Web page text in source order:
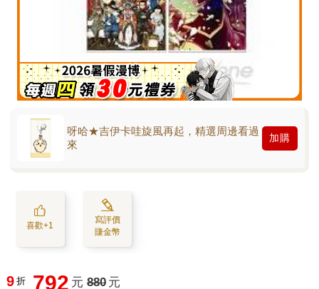
呀哈★吉伊卡哇旋風再起，精選周邊看過
來
加購
喜歡+1
寫評價
賺金幣
9 折 792 元 880 元